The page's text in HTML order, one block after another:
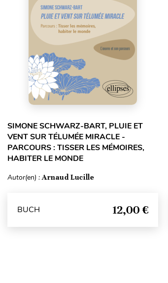
SIMONE SCHWARZ-BART, PLUIE ET
VENT SUR TÉLUMÉE MIRACLE -
PARCOURS : TISSER LES MÉMOIRES,
HABITER LE MONDE
Autor(en) :Arnaud Lucille
BUCH 12,00 €